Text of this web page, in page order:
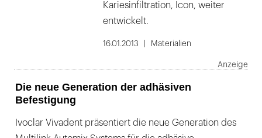
Kariesinfiltration, Icon, weiter
entwickelt.
16.01.2013 Materialien
Die neue Generation der adhäsiven
Befestigung
Ivoclar Vivadent präsentiert die neue Generation des